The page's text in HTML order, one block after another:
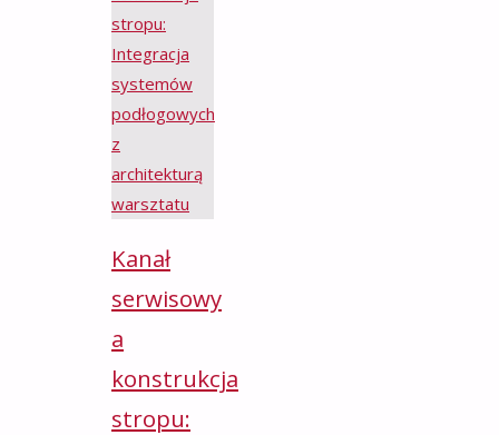
Kanał
serwisowy
a
konstrukcja
stropu: